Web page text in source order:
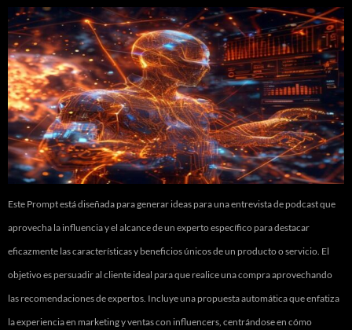
Este Prompt está diseñada para generar ideas para una entrevista de podcast que
aprovecha la influencia y el alcance de un experto específico para destacar
eficazmente las características y beneficios únicos de un producto o servicio. El
objetivo es persuadir al cliente ideal para que realice una compra aprovechando
las recomendaciones de expertos. Incluye una propuesta automática que enfatiza
la experiencia en marketing y ventas con influencers, centrándose en cómo